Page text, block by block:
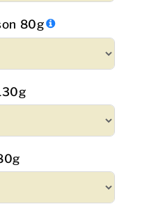
80g